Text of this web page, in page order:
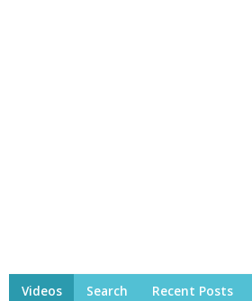
Videos Search Recent Posts